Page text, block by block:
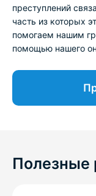
преступлений
часть из которых
помогаем нашим
помощью нашего
Полезные